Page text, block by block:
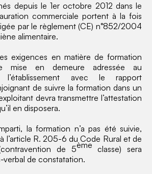
depuis le 1er octobre 2012 dans le
commerciale portent à la fois
par le règlement (CE) n°852/2004
alimentaire.
exigences en matière de formation
mise en demeure adressée au
l’établissement avec le rapport
de suivre la formation dans un
devra transmettre l’attestation
en disposera.
la formation n’a pas été suivie,
l’article R. 205-6 du Code Rural et de
de 5ème classe) sera
verbal de constatation.